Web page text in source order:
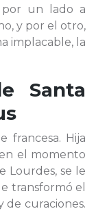
por un lado a
y por el otro,
implacable, la
Santa
francesa. Hija
el momento
Lourdes, se le
transformó el
curaciones.